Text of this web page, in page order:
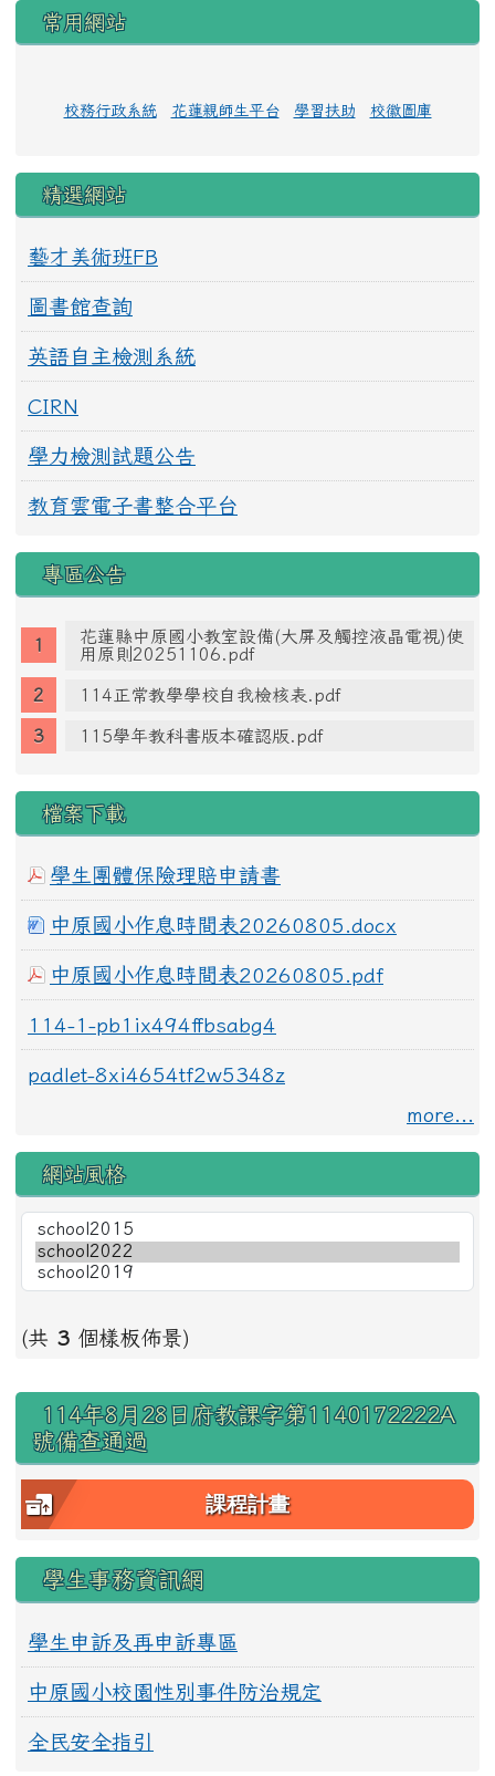
常用網站
校務行政系統 花蓮親師生平台 學習扶助 校徽圖庫
精選網站
藝才美術班FB
圖書館查詢
英語自主檢測系統
CIRN
學力檢測試題公告
教育雲電子書整合平台
專區公告
花蓮縣中原國小教室設備(大屏及觸控液晶電視)使
用原則20251106.pdf
114正常教學學校自我檢核表.pdf
115學年教科書版本確認版.pdf
檔案下載
學生團體保險理賠申請書
中原國小作息時間表20260805.docx
中原國小作息時間表20260805.pdf
114-1-pb1ix494ffbsabg4
padlet-8xi4654tf2w5348z
more...
網站風格
(共 3 個樣板佈景)
右邊區域內容
114年8月28日府教課字第1140172222A
號備查通過
課程計畫
學生事務資訊網
學生申訴及再申訴專區
中原國小校園性別事件防治規定
全民安全指引